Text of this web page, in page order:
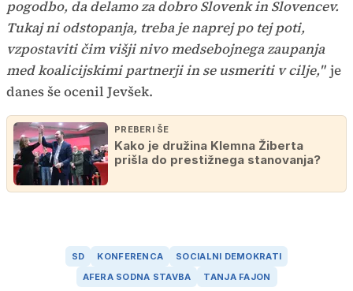
pogodbo, da delamo za dobro Slovenk in Slovencev.
Tukaj ni odstopanja, treba je naprej po tej poti,
vzpostaviti čim višji nivo medsebojnega zaupanja
med koalicijskimi partnerji in se usmeriti v cilje," je
danes še ocenil Jevšek.
PREBERI ŠE
Kako je družina Klemna Žiberta
prišla do prestižnega stanovanja?
SD KONFERENCA
SOCIALNI DEMOKRATI
AFERA SODNA STAVBA
TANJA FAJON